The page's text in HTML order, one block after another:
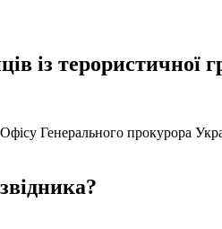
із терористичної
Генерального прокурора